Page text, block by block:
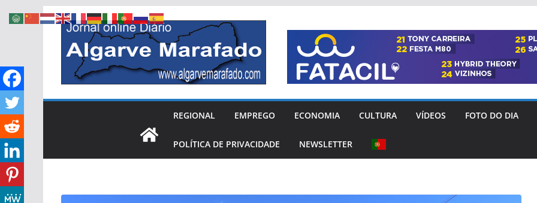
Skip
content
REGIONAL EMPREGO ECONOMIA CULTURA VÍDEOS FOTO DO DIA
POLÍTICA DE PRIVACIDADE NEWSLETTER